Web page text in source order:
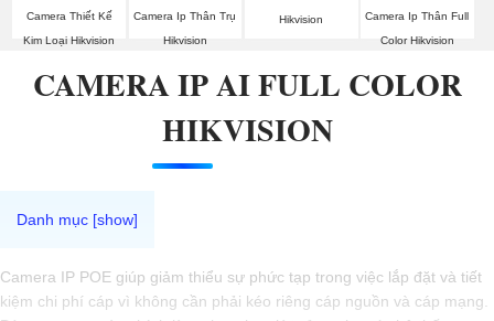
Camera Thiết Kế
Kim Loại Hikvision
Camera Ip Thân Trụ
Hikvision
Hikvision
Camera Ip Thân Full
Color Hikvision
CAMERA IP AI FULL COLOR
HIKVISION
Camera IP POE giúp giảm thiểu sự phức tạp trong việc lắp đặt và tiết
kiệm chi phí cáp vì không cần phải kéo riêng cáp nguồn và cáp mạng.